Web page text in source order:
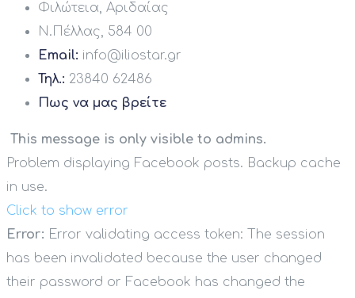
Φιλώτεια, Αριδαίας
Ν.Πέλλας, 584 00
Email: info@iliostar.gr
Τηλ.: 23840 62486
Πως να μας βρείτε
This message is only visible to admins.
Problem displaying Facebook posts. Backup cache
in use.
Click to show error
Error: Error validating access token: The session
has been invalidated because the user changed
their password or Facebook has changed the